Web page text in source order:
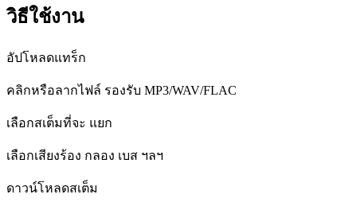
วิธีใช้งาน
อัปโหลดแทร็ก
คลิกหรือลากไฟล์ รองรับ MP3/WAV/FLAC
เลือกสเต็มที่จะ แยก
เลือกเสียงร้อง กลอง เบส ฯลฯ
ดาวน์โหลดสเต็ม